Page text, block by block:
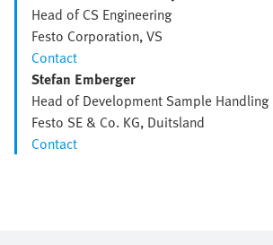
Head of CS Engineering
Festo Corporation, VS
Contact
Stefan Emberger
Head of Development Sample Handling
Festo SE & Co. KG, Duitsland
Contact